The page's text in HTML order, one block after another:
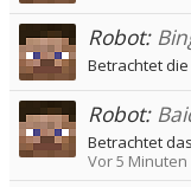
Robot:
Betrachtet
Robot:
Betrachtet
Vor 5 Minuten